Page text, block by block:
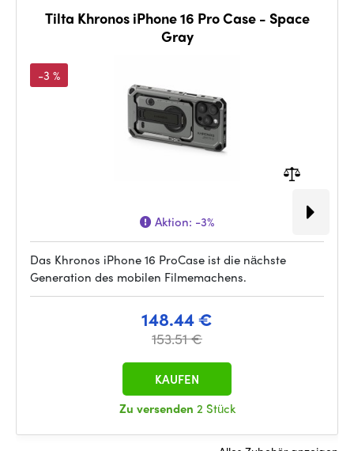
Tilta Khronos iPhone 16 Pro Case - Space
Gray
-3 %
Aktion: -3%
Das Khronos iPhone 16 ProCase ist die nächste
Generation des mobilen Filmemachens.
148.44 €
153.51 €
Zu versenden 2 Stück
KAUFEN